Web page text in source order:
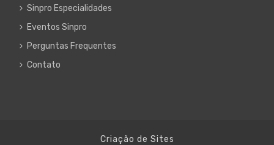
Sinpro Especialidades
Eventos Sinpro
Perguntas Frequentes
Contato
Criação de Sites